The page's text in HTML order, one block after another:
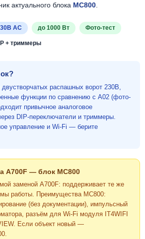
актуального блока MC800
AC до 1000 Вт Фото-тест
+ триммеры
распашных ворот 230В,
функции по сравнению с A02 (фото-
привычное аналоговое
DIP-переключатели и триммеры.
управление и Wi-Fi — берите
A700F — блок MC800
заменой A700F: поддерживает те же
работы. Преимущества MC800:
(без документации), импульсный
разъём для Wi-Fi модуля IT4WIFI
Если объект новый —